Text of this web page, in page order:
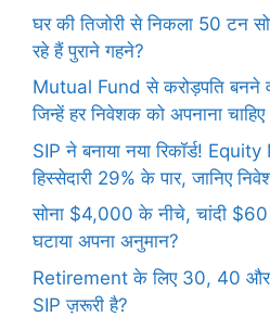
घर की तिजोरी से निकला 50 टन
रहे हैं पुराने गहने?
Mutual Fund से करोड़पति बनने
जिन्हें हर निवेशक को अपनाना चाहिए
SIP ने बनाया नया रिकॉर्ड!
हिस्सेदारी 29% के पार, जानिए
सोना $4,000 के नीचे, चांदी
घटाया अपना अनुमान?
Retirement के लिए 30, 40 और
SIP ज़रूरी है?